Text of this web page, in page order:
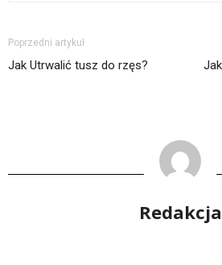
Poprzedni artykuł
Jak Utrwalić tusz do rzęs?
Redakcja